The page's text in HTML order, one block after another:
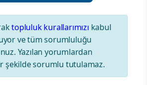
topluluk kurallarımızı kabul
ve tüm sorumluluğu
Yazılan yorumlardan
şekilde sorumlu tutulamaz.